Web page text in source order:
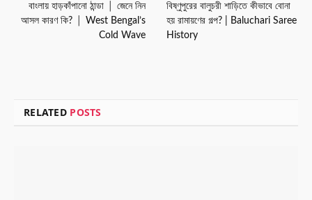
বাংলায় হাড়কাঁপানো ঠান্ডা │ জেনে নিন
আসল কারণ কি? │ West Bengal’s
Cold Wave
বিষ্ণুপুরের বালুচরী শাড়িতে কীভাবে বোনা
হয় রামায়ণের গল্প? | Baluchari Saree
History
RELATED POSTS